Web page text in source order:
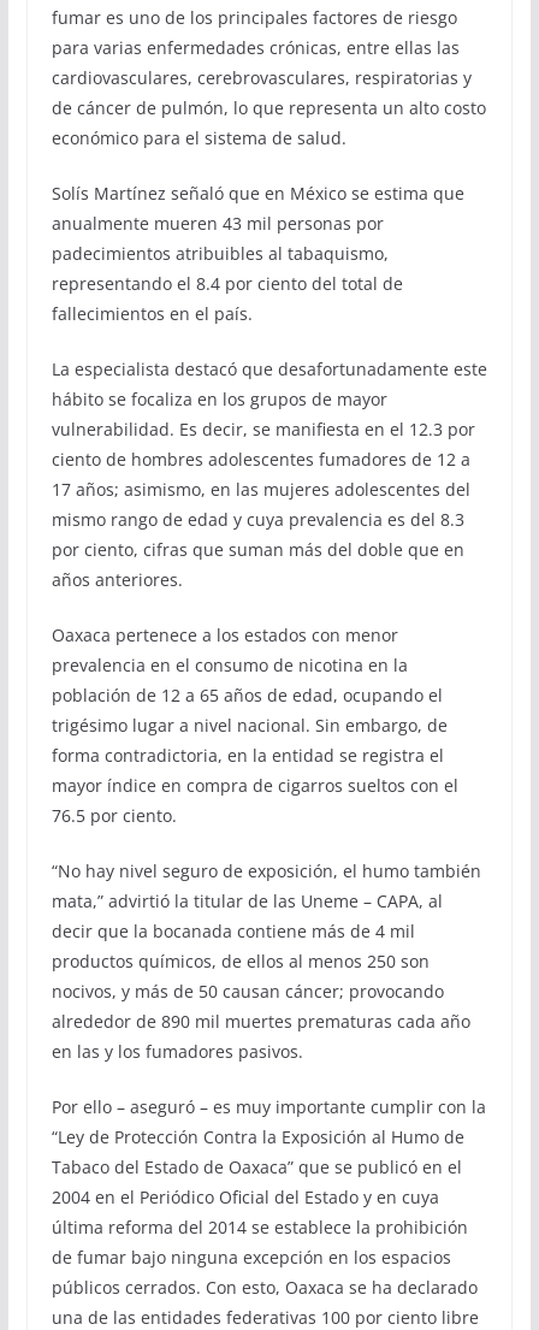
fumar es uno de los principales factores de riesgo
para varias enfermedades crónicas, entre ellas las
cardiovasculares, cerebrovasculares, respiratorias y
de cáncer de pulmón, lo que representa un alto costo
económico para el sistema de salud.
Solís Martínez señaló que en México se estima que
anualmente mueren 43 mil personas por
padecimientos atribuibles al tabaquismo,
representando el 8.4 por ciento del total de
fallecimientos en el país.
La especialista destacó que desafortunadamente este
hábito se focaliza en los grupos de mayor
vulnerabilidad. Es decir, se manifiesta en el 12.3 por
ciento de hombres adolescentes fumadores de 12 a
17 años; asimismo, en las mujeres adolescentes del
mismo rango de edad y cuya prevalencia es del 8.3
por ciento, cifras que suman más del doble que en
años anteriores.
Oaxaca pertenece a los estados con menor
prevalencia en el consumo de nicotina en la
población de 12 a 65 años de edad, ocupando el
trigésimo lugar a nivel nacional. Sin embargo, de
forma contradictoria, en la entidad se registra el
mayor índice en compra de cigarros sueltos con el
76.5 por ciento.
“No hay nivel seguro de exposición, el humo también
mata,” advirtió la titular de las Uneme – CAPA, al
decir que la bocanada contiene más de 4 mil
productos químicos, de ellos al menos 250 son
nocivos, y más de 50 causan cáncer; provocando
alrededor de 890 mil muertes prematuras cada año
en las y los fumadores pasivos.
Por ello – aseguró – es muy importante cumplir con la
“Ley de Protección Contra la Exposición al Humo de
Tabaco del Estado de Oaxaca” que se publicó en el
2004 en el Periódico Oficial del Estado y en cuya
última reforma del 2014 se establece la prohibición
de fumar bajo ninguna excepción en los espacios
públicos cerrados. Con esto, Oaxaca se ha declarado
una de las entidades federativas 100 por ciento libre